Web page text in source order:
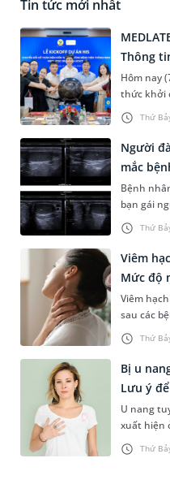
Tin tức mới nhất
Thứ
Thông
Hôm nay
thức khởi
Quản lý
System)
Thứ
Người
mắc
Bệnh
bạn gái
sức khỏe
làm các
Thứ
Viêm
Mức độ
Viêm
sau các
liên quan
hiểu
Thứ
Bị u
Lưu ý
U nang
xuất hiện
được
thường